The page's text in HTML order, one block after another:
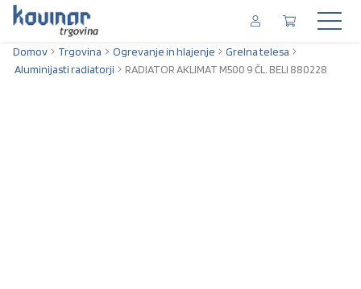
Domov Trgovina Ogrevanje in hlajenje
Grelna telesa
Aluminijasti radiatorji
RADIATOR AKLIMAT M500 9 ČL. BELI 880228